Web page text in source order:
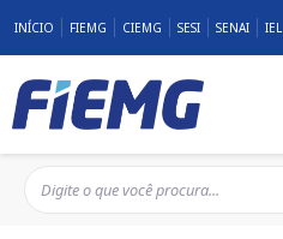
INÍCIO FIEMG CIEMG SESI SENAI IEL